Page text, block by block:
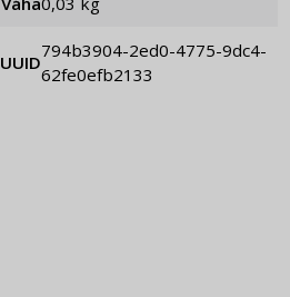
UUID
794b3904-2ed0-4775-9dc4-
62fe0efb2133